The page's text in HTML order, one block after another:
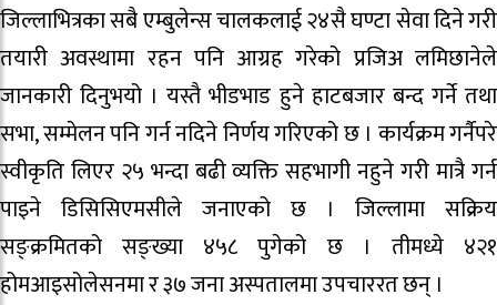
जिल्लाभित्रका सबै एम्बुलेन्स चालकलाई २४सै घण्टा सेवा दिने गरी
तयारी अवस्थामा रहन पनि आग्रह गरेको प्रजिअ लमिछानेले
जानकारी दिनुभयो । यस्तै भीडभाड हुने हाटबजार बन्द गर्ने तथा
सभा, सम्मेलन पनि गर्न नदिने निर्णय गरिएको छ । कार्यक्रम गर्नैपरे
स्वीकृति लिएर २५ भन्दा बढी व्यक्ति सहभागी नहुने गरी मात्रै गर्न
पाइने डिसिसिएमसीले जनाएको छ । जिल्लामा सक्रिय
सङ्क्रमितको सङ्ख्या ४५८ पुगेको छ । तीमध्ये ४२१
होमआइसोलेसनमा र ३७ जना अस्पतालमा उपचाररत छन् ।